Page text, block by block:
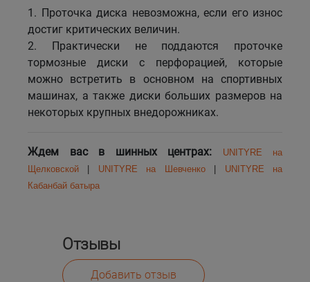
1. Проточка диска невозможна, если его износ
достиг критических величин.
2. Практически не поддаются проточке
тормозные диски с перфорацией, которые
можно встретить в основном на спортивных
машинах, а также диски больших размеров на
некоторых крупных внедорожниках.
Ждем вас в шинных центрах:
UNITYRE на
Щелковской
UNITYRE на Шевченко| UNITYRE на
Кабанбай батыра
Отзывы
Добавить отзыв